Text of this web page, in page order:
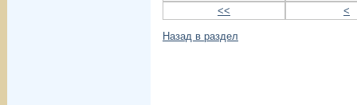
<<
<
Назад в раздел